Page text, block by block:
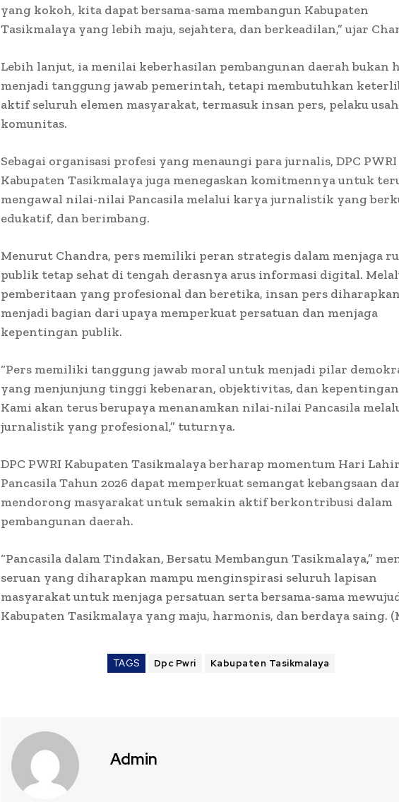
yang kokoh, kita dapat bersama-sama membangun Kabupaten
Tasikmalaya yang lebih maju, sejahtera, dan berkeadilan,” ujar
Lebih lanjut, ia menilai keberhasilan pembangunan daerah bukan
menjadi tanggung jawab pemerintah, tetapi membutuhkan
aktif seluruh elemen masyarakat, termasuk insan pers, pelaku
komunitas.
Sebagai organisasi profesi yang menaungi para jurnalis, DPC PWRI
Kabupaten Tasikmalaya juga menegaskan komitmennya untuk
mengawal nilai-nilai Pancasila melalui karya jurnalistik yang
edukatif, dan berimbang.
Menurut Chandra, pers memiliki peran strategis dalam menjaga
publik tetap sehat di tengah derasnya arus informasi digital.
pemberitaan yang profesional dan beretika, insan pers
menjadi bagian dari upaya memperkuat persatuan dan menjaga
kepentingan publik.
“Pers memiliki tanggung jawab moral untuk menjadi pilar
yang menjunjung tinggi kebenaran, objektivitas, dan
Kami akan terus berupaya menanamkan nilai-nilai Pancasila
jurnalistik yang profesional,” tuturnya.
DPC PWRI Kabupaten Tasikmalaya berharap momentum Hari Lahir
Pancasila Tahun 2026 dapat memperkuat semangat kebangsaan
mendorong masyarakat untuk semakin aktif berkontribusi dalam
pembangunan daerah.
“Pancasila dalam Tindakan, Bersatu Membangun Tasikmalaya,”
seruan yang diharapkan mampu menginspirasi seluruh lapisan
masyarakat untuk menjaga persatuan serta bersama-sama
Kabupaten Tasikmalaya yang maju, harmonis, dan berdaya saing.
TAGS Dpc Pwri Kabupaten Tasikmalaya
Admin